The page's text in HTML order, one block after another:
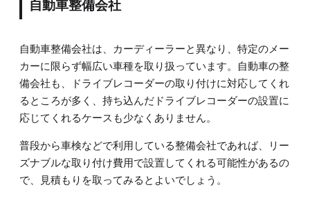
自動車整備会社
自動車整備会社は、カーディーラーと異なり、特定のメー
カーに限らず幅広い車種を取り扱っています。自動車の整
備会社も、ドライブレコーダーの取り付けに対応してくれ
るところが多く、持ち込んだドライブレコーダーの設置に
応じてくれるケースも少なくありません。
普段から車検などで利用している整備会社であれば、リー
ズナブルな取り付け費用で設置してくれる可能性があるの
で、見積もりを取ってみるとよいでしょう。